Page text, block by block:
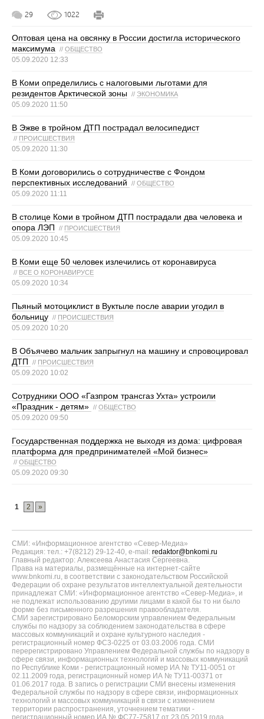
29 1022
Оптовая цена на овсянку в России достигла исторического
максимума
// ОБЩЕСТВО
05.09.2020 12:33
В Коми определились с налоговыми льготами для
резидентов Арктической зоны // ЭКОНОМИКА
05.09.2020 11:50
В Эжве в тройном ДТП пострадал велосипедист
// ПРОИСШЕСТВИЯ
05.09.2020 11:30
В Коми договорились о сотрудничестве с Фондом
перспективных исследований
// ОБЩЕСТВО
05.09.2020 11:11
В столице Коми в тройном ДТП пострадали два человека и
опора ЛЭП
// ПРОИСШЕСТВИЯ
05.09.2020 10:45
В Коми еще 50 человек излечились от коронавируса
// ВСЕ О КОРОНАВИРУСЕ
05.09.2020 10:34
Пьяный мотоциклист в Вуктыле после аварии угодил в
больницу // ПРОИСШЕСТВИЯ
05.09.2020 10:20
В Объячево мальчик запрыгнул на машину и спровоцировал
ДТП
// ПРОИСШЕСТВИЯ
05.09.2020 10:02
Сотрудники ООО «Газпром трансгаз Ухта» устроили
«Праздник - детям» // ОБЩЕСТВО
05.09.2020 09:50
Государственная поддержка не выходя из дома: цифровая
платформа для предпринимателей «Мой бизнес»
// ОБЩЕСТВО
05.09.2020 09:30
1 2 »
СМИ: «Информационное агентство «Север-Медиа»
Редакция: тел.: +7(8212) 29-12-40, e-mail: redaktor@bnkomi.ru
Главный редактор: Алексеева Анастасия Сергеевна.
Права на материалы, размещённые на интернет-сайте
www.bnkomi.ru, в соответствии с законодательством Российской
Федерации об охране результатов интеллектуальной деятельности
принадлежат СМИ: «Информационное агентство «Север-Медиа», и
не подлежат использованию другими лицами в какой бы то ни было
форме без письменного разрешения правообладателя.
СМИ зарегистрировано Беломорским управлением Федеральным
службы по надзору за соблюдением законодательства в сфере
массовых коммуникаций и охране культурного наследия -
регистрационный номер ФС3-0225 от 03.03.2006 года. СМИ
перерегистрировано Управлением Федеральной службы по надзору в
сфере связи, информационных технологий и массовых коммуникаций
по Республике Коми - регистрационный номер ИА № ТУ11-0051 от
02.11.2009 года, регистрационный номер ИА № ТУ11-00371 от
01.06.2017 года. В запись о регистрации СМИ внесены изменения
Федеральной службы по надзору в сфере связи, информационных
технологий и массовых коммуникаций в связи с изменением
территории распространения, уточнением тематики -
регистрационный номер ИА № ФС77-75817 от 23.05.2019 года.